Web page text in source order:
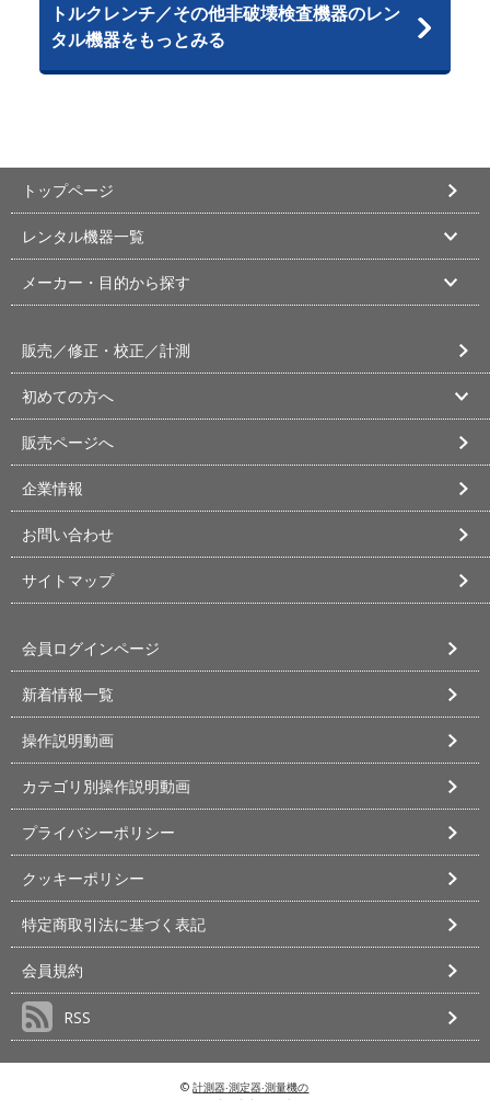
トルクレンチ／その他非破壊検査機器のレン
タル機器をもっとみる
トップページ
レンタル機器一覧
メーカー・目的から探す
販売／修正・校正／計測
初めての方へ
販売ページへ
企業情報
お問い合わせ
サイトマップ
会員ログインページ
新着情報一覧
操作説明動画
カテゴリ別操作説明動画
プライバシーポリシー
クッキーポリシー
特定商取引法に基づく表記
会員規約
RSS
©計測器‧測定器‧測量機の